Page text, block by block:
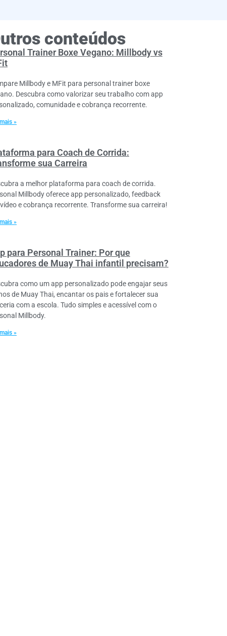
conteúdos
Trainer Boxe Vegano: Millbody vs
Millbody e MFit para personal trainer boxe
Descubra como valorizar seu trabalho com app
comunidade e cobrança recorrente.
»
para Coach de Corrida:
sua Carreira
a melhor plataforma para coach de corrida.
Millbody oferece app personalizado, feedback
e cobrança recorrente. Transforme sua carreira!
»
para Personal Trainer: Por que
de Muay Thai infantil precisam?
como um app personalizado pode engajar seus
de Muay Thai, encantar os pais e fortalecer sua
com a escola. Tudo simples e acessível com o
Millbody.
»